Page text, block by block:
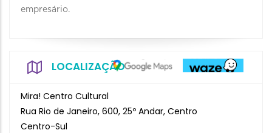
empresário.
LOCALIZAÇÃO
Mira! Centro Cultural
Rua Rio de Janeiro, 600, 25º Andar, Centro
Centro-Sul